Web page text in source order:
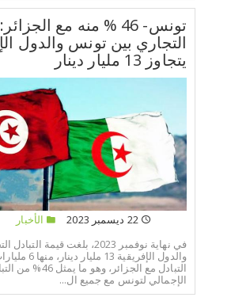
تونس- 46 % منه مع
التجاري بين تونس والدول
يتجاوز 13 مليار دينار
22 ديسمبر 2023
الأخبار
في نهاية نوفمبر 2023، بلغت قيمة
والدول
التبادل مع الجزائر،
الإجمالي لتونس مع جميع ال...